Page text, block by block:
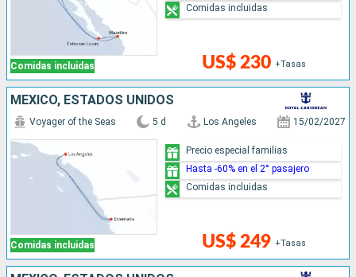
Comidas incluidas US$ 230 +Tasas
Comidas incluidas
MÉXICO, ESTADOS UNIDOS
Comidas incluidas
Voyager of the Seas 5 d Los Angeles 15/02/2027
US$ 249 +Tasas
Precio especial familias
Hasta -60% en el 2° pasajero
Comidas incluidas